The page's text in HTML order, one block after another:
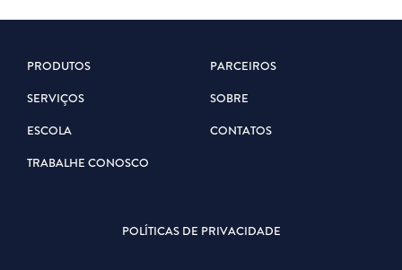
PRODUTOS
SERVIÇOS
ESCOLA
TRABALHE CONOSCO
PARCEIROS
SOBRE
CONTATOS
POLÍTICAS DE PRIVACIDADE